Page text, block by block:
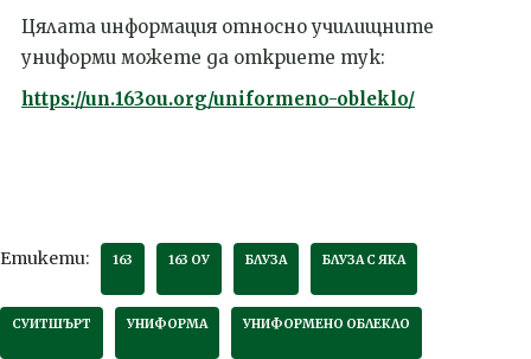
Цялата информация относно училищните
униформи можете да откриете тук:
https://un.163ou.org/uniformeno-obleklo/
Етикети: 163 163 ОУ БЛУЗА БЛУЗА С ЯКА
СУИТШЪРТ УНИФОРМА УНИФОРМЕНО ОБЛЕКЛО